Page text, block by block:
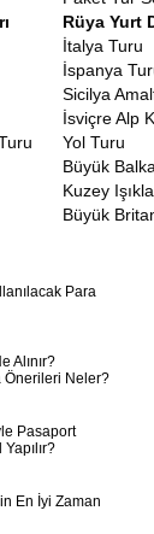
Bu şeffaflık,
tadını
keşif var.
Turu
akla gelen renkli
karelerdir.
gelirse, turumuz
havasına
yerel dini
Güneş
her daim bir
renkli kostümlerle
çevirmeyi
en yoğun
ediyoruz.
Pasifik
havasına,
ateşli gecelerine
yaşam kesitidir.
Rüya Yurt
İtalya Turu
İspanya
Sicilya
İsviçre Alp
Yol Turu
Büyük
Kuzey
Büyük
Para
Alınır?
Önerileri Neler?
Pasaport
En İyi Zaman